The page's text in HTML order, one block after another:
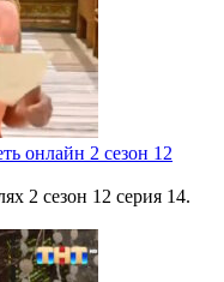
онлайн 2 сезон 12
2 сезон 12 серия 14.